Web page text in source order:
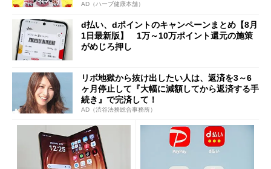
AD（ハーブ健康本舗）
d払い、dポイントのキャンペーンまとめ【8月
1日最新版】 1万～10万ポイント還元の施策
がめじろ押し
リボ地獄から抜け出したい人は、返済を3～6
ヶ月停止して『大幅に減額してから返済する手
続き』で完済して！
AD（渋谷法務総合事務所）